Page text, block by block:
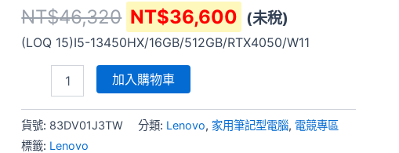
NT$46,320 NT$36,600 (未稅)
(LOQ 15)I5-13450HX/16GB/512GB/RTX4050/W11
加入購物車
貨號: 83DV01J3TW 分類: Lenovo, 家用筆記型電腦, 電競專區
標籤: Lenovo